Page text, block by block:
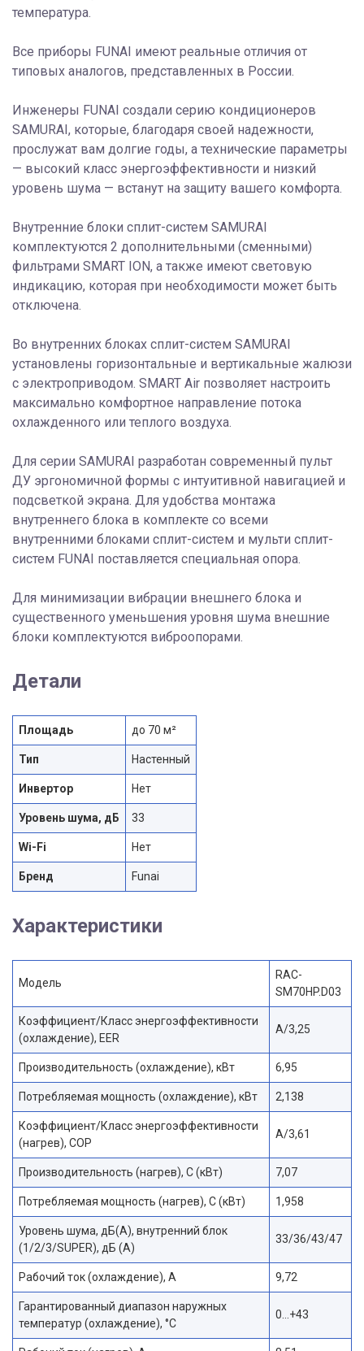
температура.
Все приборы FUNAI имеют реальные отличия от
типовых аналогов, представленных в России.
Инженеры FUNAI создали серию кондиционеров
SAMURAI, которые, благодаря своей надежности,
прослужат вам долгие годы, а технические параметры
— высокий класс энергоэффективности и низкий
уровень шума — встанут на защиту вашего комфорта.
Внутренние блоки сплит-систем SAMURAI
комплектуются 2 дополнительными (сменными)
фильтрами SMART ION, а также имеют световую
индикацию, которая при необходимости может быть
отключена.
Во внутренних блоках сплит-систем SAMURAI
установлены горизонтальные и вертикальные жалюзи
с электроприводом. SMART Air позволяет настроить
максимально комфортное направление потока
охлажденного или теплого воздуха.
Для серии SAMURAI разработан современный пульт
ДУ эргономичной формы с интуитивной навигацией и
подсветкой экрана. Для удобства монтажа
внутреннего блока в комплекте со всеми
внутренними блоками сплит-систем и мульти сплит-
систем FUNAI поставляется специальная опора.
Для минимизации вибрации внешнего блока и
существенного уменьшения уровня шума внешние
блоки комплектуются виброопорами.
Детали
Площадь до 70 м²
Тип Настенный
Инвертор Нет
Уровень шума, дБ 33
Wi-Fi Нет
Бренд Funai
Характеристики
Модель
RAC-
SM70HP.D03
Коэффициент/Класс энергоэффективности
(охлаждение), EER
A/3,25
Производительность (охлаждение), кВт 6,95
Потребляемая мощность (охлаждение), кВт 2,138
Коэффициент/Класс энергоэффективности
(нагрев), COP
A/3,61
Производительность (нагрев), С (кВт) 7,07
Потребляемая мощность (нагрев), С (кВт) 1,958
Уровень шума, дБ(A), внутренний блок
(1/2/3/SUPER), дБ (А)
33/36/43/47
Рабочий ток (охлаждение), А 9,72
Гарантированный диапазон наружных
температур (охлаждение), °С
0…+43